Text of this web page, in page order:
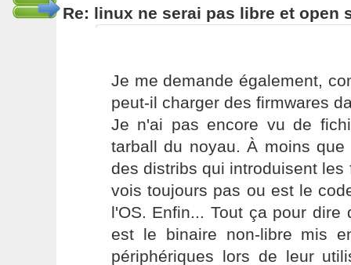
Re: linux ne serai pas libre et open
Je me demande également,
peut-il charger des firmwares
Je n'ai pas encore vu de
tarball du noyau. À moins
des distribs qui introduisent
vois toujours pas ou est le
l'OS. Enfin... Tout ça pour
est le binaire non-libre mis
périphériques lors de leur